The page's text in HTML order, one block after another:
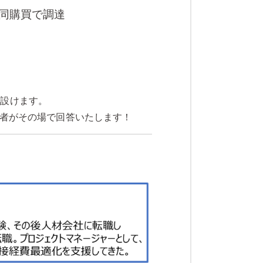
購買で調達
けます。
その場で回答いたします！